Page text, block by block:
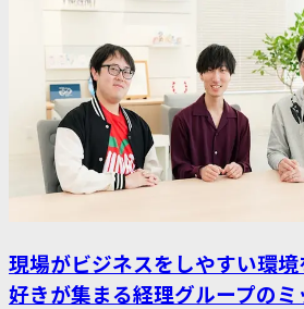
現場がビジネスをしやすい環
好きが集まる経理グループのミ